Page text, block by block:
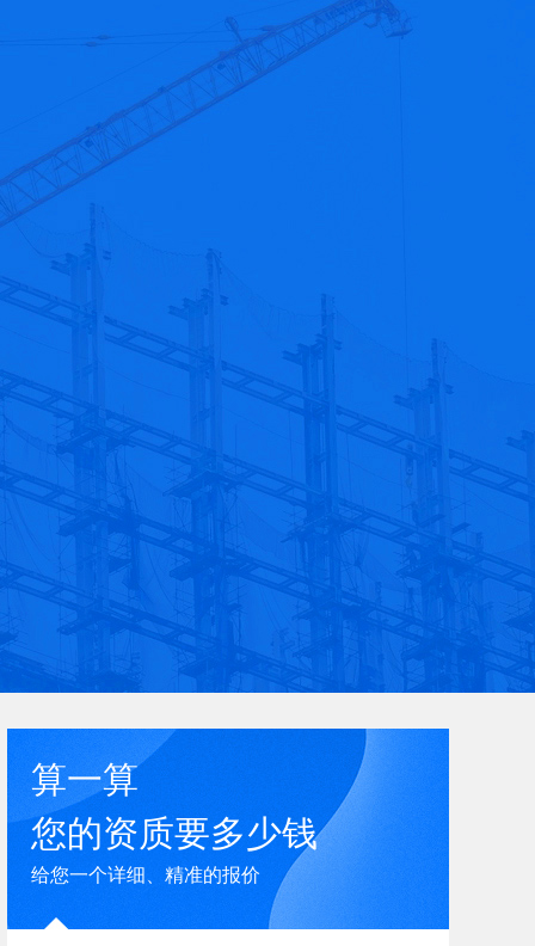
算一算
您的资质要多少钱
给您一个详细、精准的报价